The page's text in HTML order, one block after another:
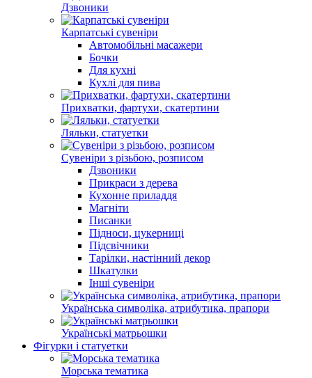
Дзвоники
Карпатські сувеніри
Автомобільні масажери
Бочки
Для кухні
Кухлі для пива
Прихватки, фартухи, скатертини
Ляльки, статуетки
Сувеніри з різьбою, розписом
Дзвоники
Прикраси з дерева
Кухонне приладдя
Магніти
Писанки
Підноси, цукерниці
Підсвічники
Тарілки, настінний декор
Шкатулки
Інші сувеніри
Українська символіка, атрибутика, прапори
Українські матрьошки
Фігурки і статуетки
Морська тематика